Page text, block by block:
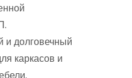
долговечный
каркасов и